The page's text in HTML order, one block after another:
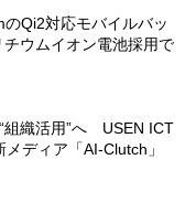
Qi2対応モバイルバッ
ウムイオン電池採用で
組織活用”へ USEN ICT
ディア「AI-Clutch」